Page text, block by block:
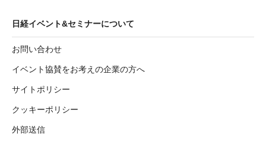
日経イベント&セミナーについて
お問い合わせ
イベント協賛をお考えの企業の方へ
サイトポリシー
クッキーポリシー
外部送信